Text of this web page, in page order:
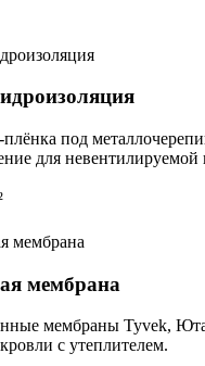
плёнка под
для невентилируемой
мембрана
мембраны Tyvek,
с утеплителем.